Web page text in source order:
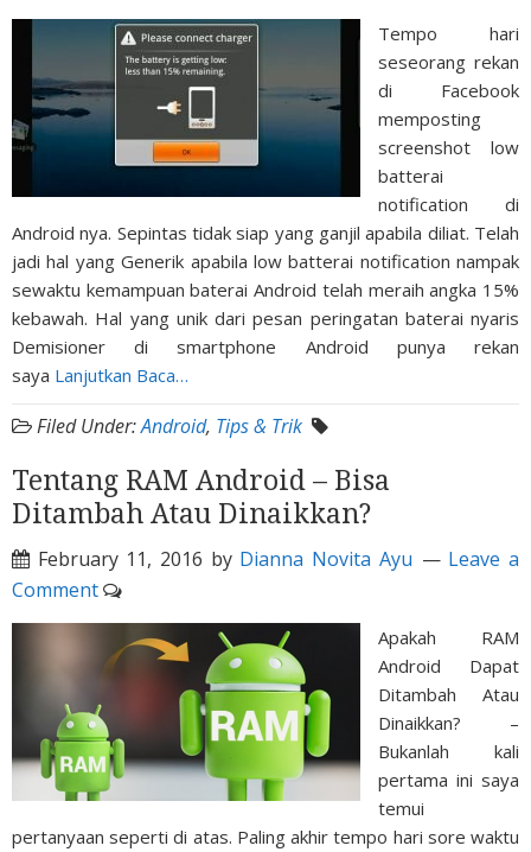
Tempo hari
seseorang rekan
di Facebook
memposting
screenshot low
batterai
notification di
Android nya. Sepintas tidak siap yang ganjil apabila diliat. Telah
jadi hal yang Generik apabila low batterai notification nampak
sewaktu kemampuan baterai Android telah meraih angka 15%
kebawah. Hal yang unik dari pesan peringatan baterai nyaris
Demisioner di smartphone Android punya rekan
saya Lanjutkan Baca…
Filed Under:Android, Tips & Trik
Tentang RAM Android – Bisa
Ditambah Atau Dinaikkan?
February 11, 2016 by Dianna Novita Ayu
Leave a
Comment
Apakah RAM
Android Dapat
Ditambah Atau
Dinaikkan? –
Bukanlah kali
pertama ini saya
temui
pertanyaan seperti di atas. Paling akhir tempo hari sore waktu